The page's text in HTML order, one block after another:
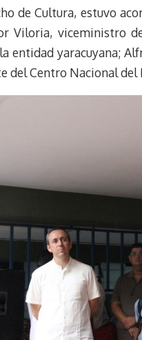
p
e
o
o
k
t
d
o
n
e
k
y
e
r
a
m
i
t
r
e
s
de Cultura, estuvo
Viloria, viceministro
entidad yaracuyana;
del Centro Nacional del